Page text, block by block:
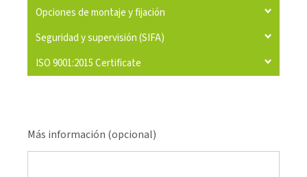
Opciones de montaje y fijación
Seguridad y supervisión (SIFA)
ISO 9001:2015 Certificate
Más información (opcional)